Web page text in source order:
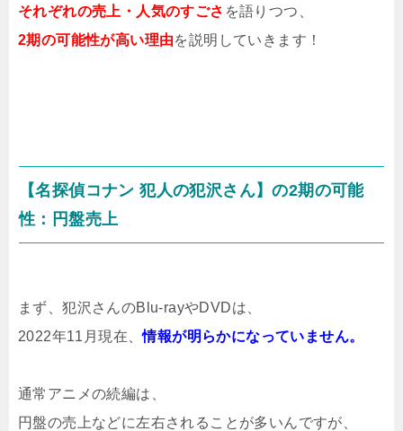
それぞれの売上・人気のすごさ を語りつつ、
2期の可能性が高い理由を説明していきます！
【名探偵コナン 犯人の犯沢さん】の2期の可能
性：円盤売上
まず、犯沢さんのBlu-rayやDVDは、
2022年11月現在、情報が明らかになっていません。
通常アニメの続編は、
円盤の売上などに左右されることが多いんですが、